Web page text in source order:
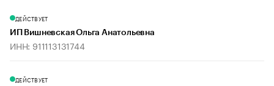
ДЕЙСТВУЕТ
ИП Вишневская Ольга Анатольевна
ИНН: 911113131744
ДЕЙСТВУЕТ